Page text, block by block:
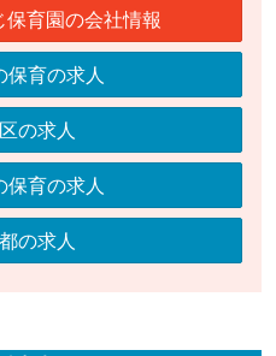
育園の会社情報
保育の求人
の求人
保育の求人
の求人